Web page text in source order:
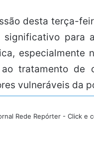
desta terça-
significativo para
especialmente
tratamento de
vulneráveis da
Rede Repórter - Click e